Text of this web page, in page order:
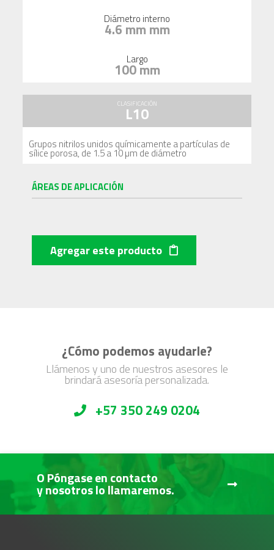
Diámetro interno
4.6 mm mm
Largo
100 mm
CLASIFICACIÓN
L10
Grupos nitrilos unidos químicamente a partículas de
sílice porosa, de 1.5 a 10 µm de diámetro
ÁREAS DE APLICACIÓN
Agregar este producto
¿Cómo podemos ayudarle?
Llámenos y uno de nuestros asesores le
brindará asesoría personalizada.
+57 350 249 0204
O Póngase en contacto
y nosotros lo llamaremos.